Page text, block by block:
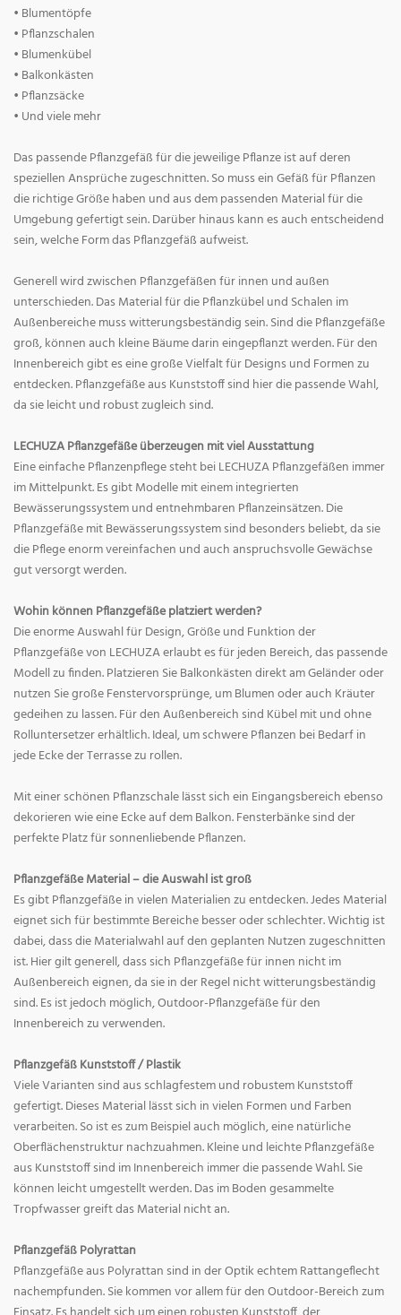
• Blumentöpfe
• Pflanzschalen
• Blumenkübel
• Balkonkästen
• Pflanzsäcke
• Und viele mehr
Das passende Pflanzgefäß für die jeweilige Pflanze ist auf deren
speziellen Ansprüche zugeschnitten. So muss ein Gefäß für Pflanzen
die richtige Größe haben und aus dem passenden Material für die
Umgebung gefertigt sein. Darüber hinaus kann es auch entscheidend
sein, welche Form das Pflanzgefäß aufweist.
Generell wird zwischen Pflanzgefäßen für innen und außen
unterschieden. Das Material für die Pflanzkübel und Schalen im
Außenbereiche muss witterungsbeständig sein. Sind die Pflanzgefäße
groß, können auch kleine Bäume darin eingepflanzt werden. Für den
Innenbereich gibt es eine große Vielfalt für Designs und Formen zu
entdecken. Pflanzgefäße aus Kunststoff sind hier die passende Wahl,
da sie leicht und robust zugleich sind.
LECHUZA Pflanzgefäße überzeugen mit viel Ausstattung
Eine einfache Pflanzenpflege steht bei LECHUZA Pflanzgefäßen immer
im Mittelpunkt. Es gibt Modelle mit einem integrierten
Bewässerungssystem und entnehmbaren Pflanzeinsätzen. Die
Pflanzgefäße mit Bewässerungssystem sind besonders beliebt, da sie
die Pflege enorm vereinfachen und auch anspruchsvolle Gewächse
gut versorgt werden.
Wohin können Pflanzgefäße platziert werden?
Die enorme Auswahl für Design, Größe und Funktion der
Pflanzgefäße von LECHUZA erlaubt es für jeden Bereich, das passende
Modell zu finden. Platzieren Sie Balkonkästen direkt am Geländer oder
nutzen Sie große Fenstervorsprünge, um Blumen oder auch Kräuter
gedeihen zu lassen. Für den Außenbereich sind Kübel mit und ohne
Rolluntersetzer erhältlich. Ideal, um schwere Pflanzen bei Bedarf in
jede Ecke der Terrasse zu rollen.
Mit einer schönen Pflanzschale lässt sich ein Eingangsbereich ebenso
dekorieren wie eine Ecke auf dem Balkon. Fensterbänke sind der
perfekte Platz für sonnenliebende Pflanzen.
Pflanzgefäße Material – die Auswahl ist groß
Es gibt Pflanzgefäße in vielen Materialien zu entdecken. Jedes Material
eignet sich für bestimmte Bereiche besser oder schlechter. Wichtig ist
dabei, dass die Materialwahl auf den geplanten Nutzen zugeschnitten
ist. Hier gilt generell, dass sich Pflanzgefäße für innen nicht im
Außenbereich eignen, da sie in der Regel nicht witterungsbeständig
sind. Es ist jedoch möglich, Outdoor-Pflanzgefäße für den
Innenbereich zu verwenden.
Pflanzgefäß Kunststoff / Plastik
Viele Varianten sind aus schlagfestem und robustem Kunststoff
gefertigt. Dieses Material lässt sich in vielen Formen und Farben
verarbeiten. So ist es zum Beispiel auch möglich, eine natürliche
Oberflächenstruktur nachzuahmen. Kleine und leichte Pflanzgefäße
aus Kunststoff sind im Innenbereich immer die passende Wahl. Sie
können leicht umgestellt werden. Das im Boden gesammelte
Tropfwasser greift das Material nicht an.
Pflanzgefäß Polyrattan
Pflanzgefäße aus Polyrattan sind in der Optik echtem Rattangeflecht
nachempfunden. Sie kommen vor allem für den Outdoor-Bereich zum